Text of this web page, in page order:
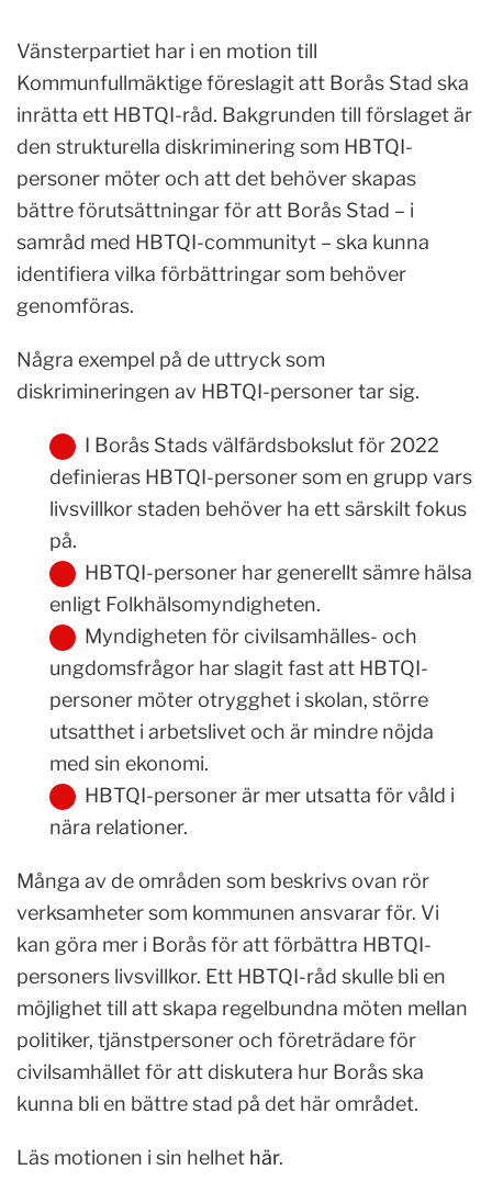
Vänsterpartiet har i en motion till
Kommunfullmäktige föreslagit att Borås Stad ska
inrätta ett HBTQI-råd. Bakgrunden till förslaget är
den strukturella diskriminering som HBTQI-
personer möter och att det behöver skapas
bättre förutsättningar för att Borås Stad – i
samråd med HBTQI-communityt – ska kunna
identifiera vilka förbättringar som behöver
genomföras.
Några exempel på de uttryck som
diskrimineringen av HBTQI-personer tar sig.
I Borås Stads välfärdsbokslut för 2022
definieras HBTQI-personer som en grupp vars
livsvillkor staden behöver ha ett särskilt fokus
på.
HBTQI-personer har generellt sämre hälsa
enligt Folkhälsomyndigheten.
Myndigheten för civilsamhälles- och
ungdomsfrågor har slagit fast att HBTQI-
personer möter otrygghet i skolan, större
utsatthet i arbetslivet och är mindre nöjda
med sin ekonomi.
HBTQI-personer är mer utsatta för våld i
nära relationer.
Många av de områden som beskrivs ovan rör
verksamheter som kommunen ansvarar för. Vi
kan göra mer i Borås för att förbättra HBTQI-
personers livsvillkor. Ett HBTQI-råd skulle bli en
möjlighet till att skapa regelbundna möten mellan
politiker, tjänstpersoner och företrädare för
civilsamhället för att diskutera hur Borås ska
kunna bli en bättre stad på det här området.
Läs motionen i sin helhet här.